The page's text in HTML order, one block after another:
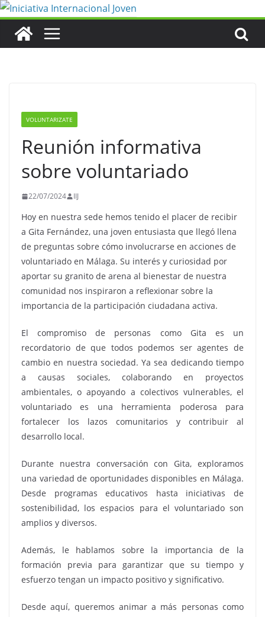
Saltar
contenido
VOLUNTARIZATE
Reunión informativa
sobre voluntariado
22/07/2024 IIJ
Hoy en nuestra sede hemos tenido el placer de recibir
a Gita Fernández, una joven entusiasta que llegó llena
de preguntas sobre cómo involucrarse en acciones de
voluntariado en Málaga. Su interés y curiosidad por
aportar su granito de arena al bienestar de nuestra
comunidad nos inspiraron a reflexionar sobre la
importancia de la participación ciudadana activa.
El compromiso de personas como Gita es un
recordatorio de que todos podemos ser agentes de
cambio en nuestra sociedad. Ya sea dedicando tiempo
a causas sociales, colaborando en proyectos
ambientales, o apoyando a colectivos vulnerables, el
voluntariado es una herramienta poderosa para
fortalecer los lazos comunitarios y contribuir al
desarrollo local.
Durante nuestra conversación con Gita, exploramos
una variedad de oportunidades disponibles en Málaga.
Desde programas educativos hasta iniciativas de
sostenibilidad, los espacios para el voluntariado son
amplios y diversos.
Además, le hablamos sobre la importancia de la
formación previa para garantizar que su tiempo y
esfuerzo tengan un impacto positivo y significativo.
Desde aquí, queremos animar a más personas como